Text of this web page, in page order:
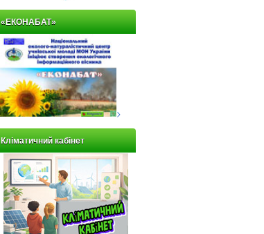
«ЕКОНАБАТ»
>
Кліматичний кабінет